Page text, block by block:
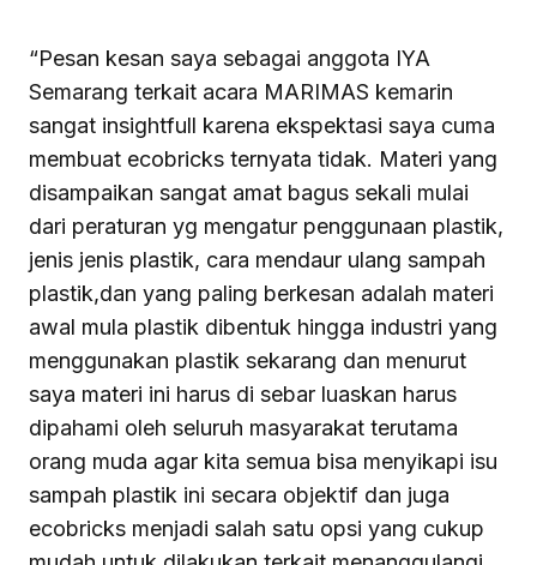
“Pesan kesan saya sebagai anggota IYA
Semarang terkait acara MARIMAS kemarin
sangat insightfull karena ekspektasi saya cuma
membuat ecobricks ternyata tidak. Materi yang
disampaikan sangat amat bagus sekali mulai
dari peraturan yg mengatur penggunaan plastik,
jenis jenis plastik, cara mendaur ulang sampah
plastik,dan yang paling berkesan adalah materi
awal mula plastik dibentuk hingga industri yang
menggunakan plastik sekarang dan menurut
saya materi ini harus di sebar luaskan harus
dipahami oleh seluruh masyarakat terutama
orang muda agar kita semua bisa menyikapi isu
sampah plastik ini secara objektif dan juga
ecobricks menjadi salah satu opsi yang cukup